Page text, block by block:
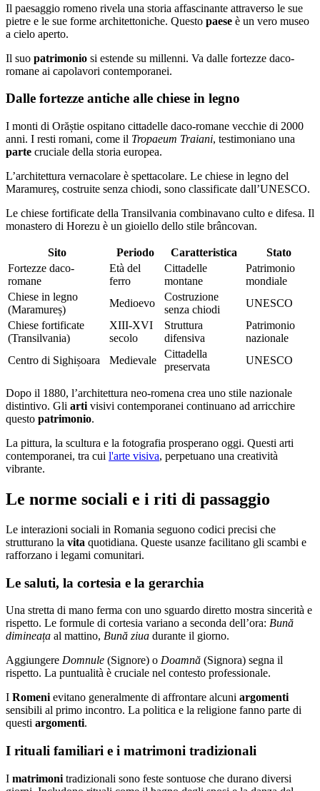
Il paesaggio romeno rivela una storia affascinante attraverso le sue
pietre e le sue forme architettoniche. Questo paese è un vero museo
a cielo aperto.
Il suo patrimonio si estende su millenni. Va dalle fortezze daco-
romane ai capolavori contemporanei.
Dalle fortezze antiche alle chiese in legno
I monti di Orăștie ospitano cittadelle daco-romane vecchie di 2000
anni. I resti romani, come il Tropaeum Traiani, testimoniano una
parte cruciale della storia europea.
L’architettura vernacolare è spettacolare. Le chiese in legno del
Maramureș, costruite senza chiodi, sono classificate dall’UNESCO.
Le chiese fortificate della Transilvania combinavano culto e difesa. Il
monastero di Horezu è un gioiello dello stile brâncovan.
Sito Periodo Caratteristica
Stato
Fortezze daco-
romane
Età del
ferro
Cittadelle
montane
Patrimonio
mondiale
Chiese in legno
(Maramureș)
Medioevo
Costruzione
senza chiodi
UNESCO
Chiese fortificate
(Transilvania)
XIII-XVI
secolo
Struttura
difensiva
Patrimonio
nazionale
Centro di Sighișoara
Medievale
Cittadella
preservata
UNESCO
Dopo il 1880, l’architettura neo-romena crea uno stile nazionale
distintivo. Gli arti visivi contemporanei continuano ad arricchire
questo patrimonio.
La pittura, la scultura e la fotografia prosperano oggi. Questi arti
contemporanei, tra cui l'arte visiva, perpetuano una creatività
vibrante.
Le norme sociali e i riti di passaggio
Le interazioni sociali in Romania seguono codici precisi che
strutturano la vita quotidiana. Queste usanze facilitano gli scambi e
rafforzano i legami comunitari.
Le saluti, la cortesia e la gerarchia
Una stretta di mano ferma con uno sguardo diretto mostra sincerità e
rispetto. Le formule di cortesia variano a seconda dell’ora: Bună
dimineața al mattino, Bună ziua durante il giorno.
Aggiungere Domnule (Signore) o Doamnă (Signora) segna il
rispetto. La puntualità è cruciale nel contesto professionale.
I Romeni evitano generalmente di affrontare alcuni argomenti
sensibili al primo incontro. La politica e la religione fanno parte di
questi argomenti.
I rituali familiari e i matrimoni tradizionali
I matrimoni tradizionali sono feste sontuose che durano diversi